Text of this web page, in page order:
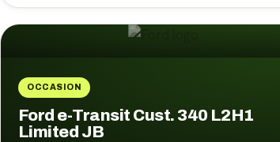
OCCASION
Ford e-Transit Cust. 340 L2H1
Limited JB